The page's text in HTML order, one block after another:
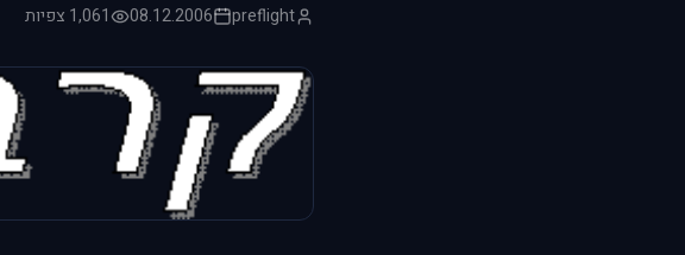
preflight
08.12.2006 1,061 צפיות